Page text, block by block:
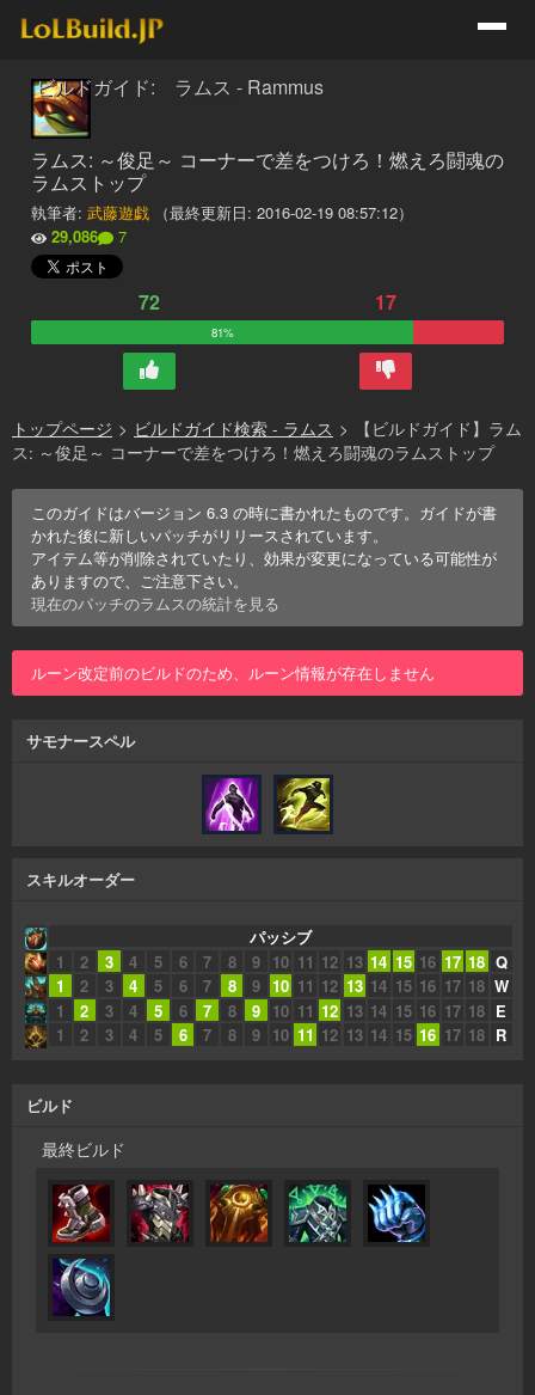
ビルドガイド: ラムス - Rammus
ラムス: ～俊足～ コーナーで差をつけろ！燃えろ闘魂の
ラムストップ
執筆者: 武藤遊戯 （最終更新日: 2016-02-19 08:57:12）
29,086
7
72 17
81%
トップページ > ビルドガイド検索 - ラムス >
【ビルドガイド】ラム
ス: ～俊足～ コーナーで差をつけろ！燃えろ闘魂のラムストップ
このガイドはバージョン6.3 の時に書かれたものです。ガイドが書
かれた後に新しいパッチがリリースされています。
アイテム等が削除されていたり、効果が変更になっている可能性が
ありますので、ご注意下さい。
現在のパッチのラムスの統計を見る
ルーン改定前のビルドのため、ルーン情報が存在しません
サモナースペル
スキルオーダー
パッシブ
1
2 3 4 5 6 7 8 9 10 11 12 13 14 15 16 17 18 Q
1
2 3 4 5 6 7 8 9 10 11 12 13 14 15 16 17 18 W
1
2 3 4 5 6 7 8 9 10 11 12 13 14 15 16 17 18 E
1
2 3 4 5 6 7 8 9 10 11 12 13 14 15 16 17 18 R
ビルド
最終ビルド